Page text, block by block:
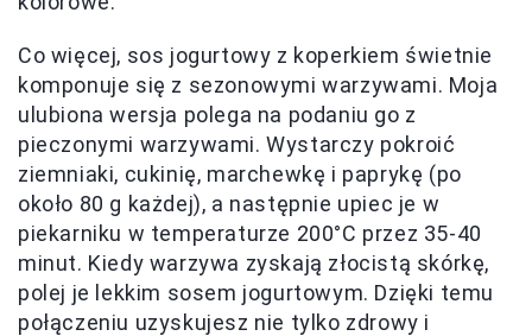
Co więcej, sos jogurtowy z koperkiem świetnie
komponuje się z sezonowymi warzywami. Moja
ulubiona wersja polega na podaniu go z
pieczonymi warzywami. Wystarczy pokroić
ziemniaki, cukinię, marchewkę i paprykę (po
około 80 g każdej), a następnie upiec je w
piekarniku w temperaturze 200°C przez 35-40
minut. Kiedy warzywa zyskają złocistą skórkę,
polej je lekkim sosem jogurtowym. Dzięki temu
połączeniu uzyskujesz nie tylko zdrowy i